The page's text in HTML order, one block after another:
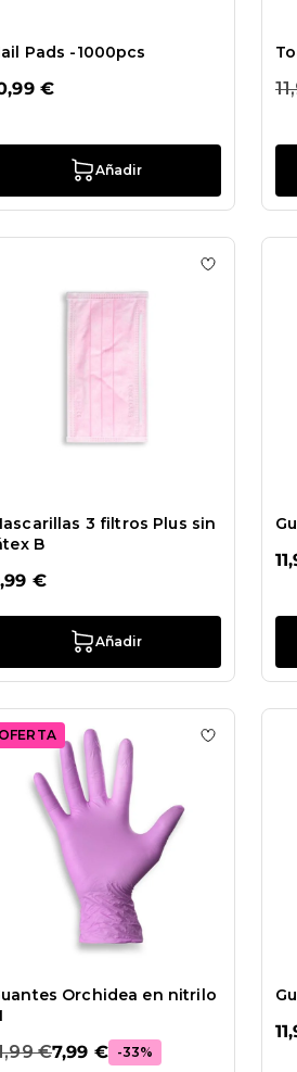
Pads -1000pcs
€
Añadir
lista de deseos Guantes Barbie en
3 filtros Plus sin
B
€
Añadir
Añadir a la
de deseos Guantes Barbie en
OFERTA
Orchidea en nitrilo
€7,99 € -33%
Añadir a la